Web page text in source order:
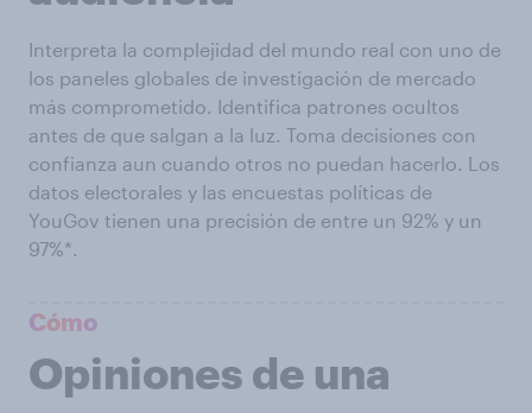
Interpreta la complejidad del mundo real con uno de
los paneles globales de investigación de mercado
más comprometido. Identifica patrones ocultos
antes de que salgan a la luz. Toma decisiones con
confianza aun cuando otros no puedan hacerlo. Los
datos electorales y las encuestas políticas de
YouGov tienen una precisión de entre un 92% y un
97%*.
Cómo
Opiniones de una